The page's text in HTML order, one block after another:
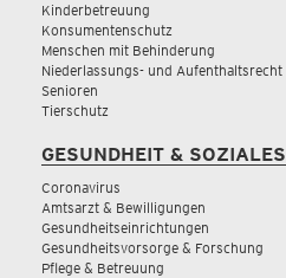
Kinderbetreuung
Konsumentenschutz
Menschen mit Behinderung
Niederlassungs- und Aufenthaltsrecht
Senioren
Tierschutz
GESUNDHEIT & SOZIALES
Coronavirus
Amtsarzt & Bewilligungen
Gesundheitseinrichtungen
Gesundheitsvorsorge & Forschung
Pflege & Betreuung